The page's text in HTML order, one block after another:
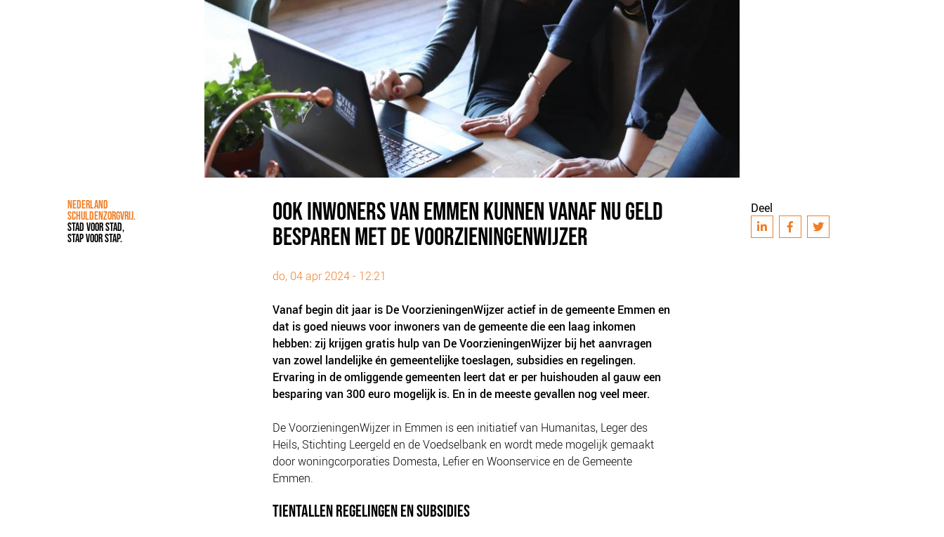
NEDERLAND
SCHULDENZORGVRIJ.
STAD VOOR STAD,
STAP VOOR STAP.
OOK INWONERS VAN EMMEN KUNNEN VANAF NU GELD
BESPAREN MET DE VOORZIENINGENWIJZER
do, 04 apr 2024 - 12:21
Vanaf begin dit jaar is De VoorzieningenWijzer actief in de gemeente Emmen en
dat is goed nieuws voor inwoners van de gemeente die een laag inkomen
hebben: zij krijgen gratis hulp van De VoorzieningenWijzer bij het aanvragen
van zowel landelijke én gemeentelijke toeslagen, subsidies en regelingen.
Ervaring in de omliggende gemeenten leert dat er per huishouden al gauw een
besparing van 300 euro mogelijk is. En in de meeste gevallen nog veel meer.
De VoorzieningenWijzer in Emmen is een initiatief van Humanitas, Leger des
Heils, Stichting Leergeld en de Voedselbank en wordt mede mogelijk gemaakt
door woningcorporaties Domesta, Lefier en Woonservice en de Gemeente
Emmen.
TIENTALLEN REGELINGEN EN SUBSIDIES
Deel